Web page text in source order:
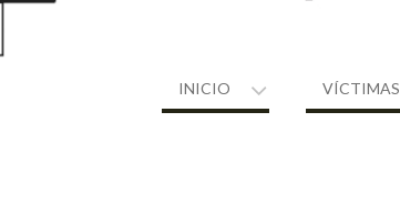
INICIO VÍCTIMAS